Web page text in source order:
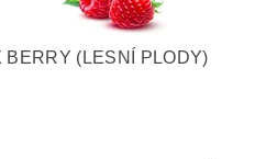
BERRY (LESNÍ PLODY)